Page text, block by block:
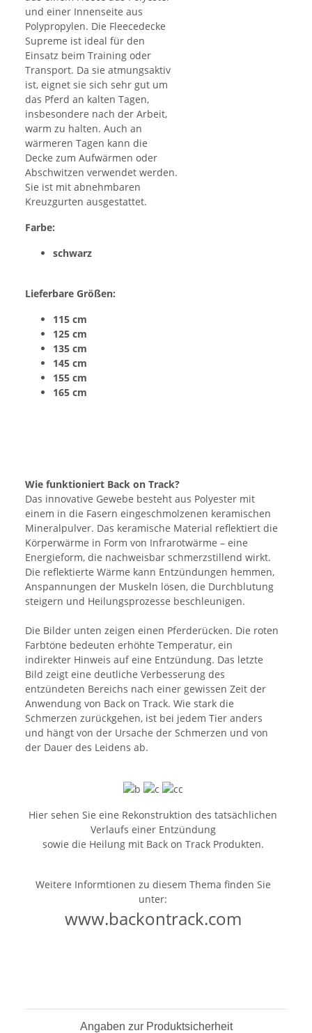
und einer Innenseite aus
Polypropylen. Die Fleecedecke
Supreme ist ideal für den
Einsatz beim Training oder
Transport. Da sie atmungsaktiv
ist, eignet sie sich sehr gut um
das Pferd an kalten Tagen,
insbesondere nach der Arbeit,
warm zu halten. Auch an
wärmeren Tagen kann die
Decke zum Aufwärmen oder
Abschwitzen verwendet werden.
Sie ist mit abnehmbaren
Kreuzgurten ausgestattet.
Farbe:
schwarz
Lieferbare Größen:
115 cm
125 cm
135 cm
145 cm
155 cm
165 cm
Wie funktioniert Back on Track?
Das innovative Gewebe besteht aus Polyester mit
einem in die Fasern eingeschmolzenen keramischen
Mineralpulver. Das keramische Material reflektiert die
Körperwärme in Form von Infrarotwärme – eine
Energieform, die nachweisbar schmerzstillend wirkt.
Die reflektierte Wärme kann Entzündungen hemmen,
Anspannungen der Muskeln lösen, die Durchblutung
steigern und Heilungsprozesse beschleunigen.
Die Bilder unten zeigen einen Pferderücken. Die roten
Farbtöne bedeuten erhöhte Temperatur, ein
indirekter Hinweis auf eine Entzündung. Das letzte
Bild zeigt eine deutliche Verbesserung des
entzündeten Bereichs nach einer gewissen Zeit der
Anwendung von Back on Track. Wie stark die
Schmerzen zurückgehen, ist bei jedem Tier anders
und hängt von der Ursache der Schmerzen und von
der Dauer des Leidens ab.
Hier sehen Sie eine Rekonstruktion des tatsächlichen
Verlaufs einer Entzündung
sowie die Heilung mit Back on Track Produkten.
Weitere Informtionen zu diesem Thema finden Sie
unter:
www.backontrack.com
Angaben zur Produktsicherheit